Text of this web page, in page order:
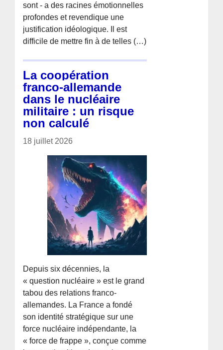
sont - a des racines émotionnelles
profondes et revendique une
justification idéologique. Il est
difficile de mettre fin à de telles (…)
La coopération
franco-allemande
dans le nucléaire
militaire : un risque
non calculé
18 juillet 2026
Depuis six décennies, la
« question nucléaire » est le grand
tabou des relations franco-
allemandes. La France a fondé
son identité stratégique sur une
force nucléaire indépendante, la
« force de frappe », conçue comme